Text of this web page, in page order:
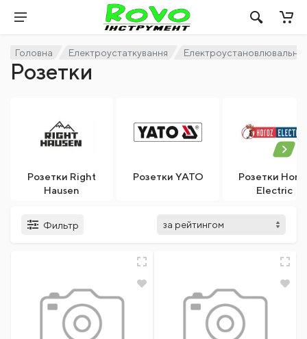
Головна Електроустаткування Електроустановлювальні
Розетки
Розетки Right
Hausen
Розетки YATO
Розетки
Electric
Фильтр